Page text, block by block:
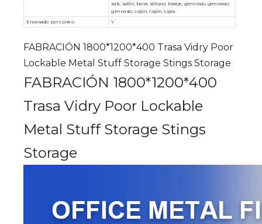
sala, salón, barra, sótano, baraje, gimnasio, gimnasio,
gimnasio, cajón, cajón, cajas
Envasado por correo
Y
FABRACIÓN 1800*1200*400 Trasa Vidry Poor
Lockable Metal Stuff Storage Stings Storage
FABRACIÓN 1800*1200*400
Trasa Vidry Poor Lockable
Metal Stuff Storage Stings
Storage